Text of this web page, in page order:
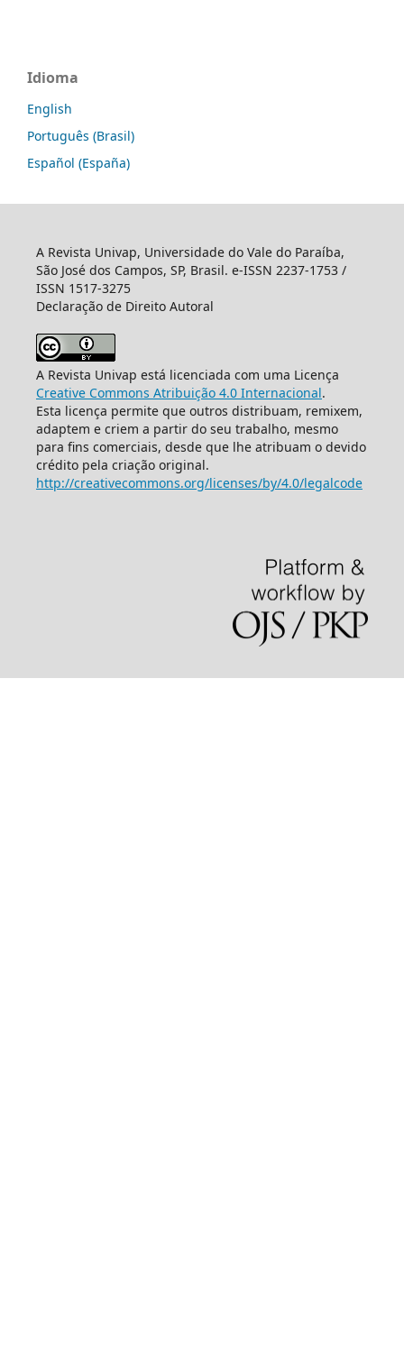
Idioma
English
Português (Brasil)
Español (España)
A Revista Univap, Universidade do Vale do Paraíba,
São José dos Campos, SP, Brasil. e-ISSN 2237-1753 /
ISSN 1517-3275
Declaração de Direito Autoral
A Revista Univap está licenciada com uma Licença
Creative Commons Atribuição 4.0 Internacional.
Esta licença permite que outros distribuam, remixem,
adaptem e criem a partir do seu trabalho, mesmo
para fins comerciais, desde que lhe atribuam o devido
crédito pela criação original.
http://creativecommons.org/licenses/by/4.0/legalcode